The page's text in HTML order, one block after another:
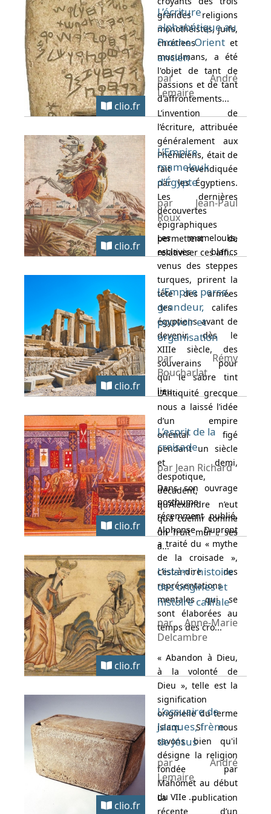
grandes religions
monothéistes, juifs,
chrétiens et
musulmans, a été
l'objet de tant de
passions et de tant
d'affrontements...
clio.fr
L’écriture
alphabétique au
Proche-Orient
ancien
par André
Lemaire
L’invention de
l’écriture, attribuée
généralement aux
Phéniciens, était de
fait revendiquée
par les Égyptiens.
Les dernières
découvertes
épigraphiques
permettent de
relativiser ces affi...
clio.fr
L’Empire
mamelouk
d’Égypte
par Jean-Paul
Roux
Les mamelouks,
esclaves blancs
venus des steppes
turques, prirent la
tête des armées
des califes
égyptiens avant de
devenir, dès le
XIIIe siècle, des
souverains pour
qui le sabre tint
lieu...
clio.fr
L’Empire perse,
grandeur,
pouvoir et
organisation
par Rémy
Boucharlat
L’Antiquité grecque
nous a laissé l’idée
d’un empire
oriental figé
pendant un siècle
et demi,
despotique,
décadent,
qu’Alexandre n’eut
qu’à cueillir comme
un fruit mûr ; ses
a...
clio.fr
L’esprit de la
croisade
par Jean Richard
Dans son ouvrage
posthume
récemment publié,
Alphonse Dupront
a traité du « mythe
de la croisade »,
c’est-à-dire des
représentations
mentales qui se
sont élaborées au
temps des cro...
clio.fr
L’islam : histoire
des origines et
histoire califale
par Anne-Marie
Delcambre
« Abandon à Dieu,
à la volonté de
Dieu », telle est la
signification
originelle du terme
islam. Si nous
savons bien qu'il
désigne la religion
fondée par
Mahomet au début
du VIIe ...
clio.fr
L’ossuaire de
Jacques, frère
de Jésus
par André
Lemaire
La publication
récente d’un